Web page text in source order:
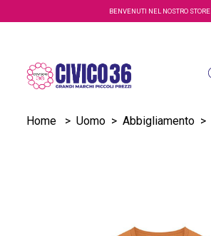
Salta al contenuto principaleBENVENUTI NEL NOSTRO STORE
Home > Uomo > Abbigliamento >